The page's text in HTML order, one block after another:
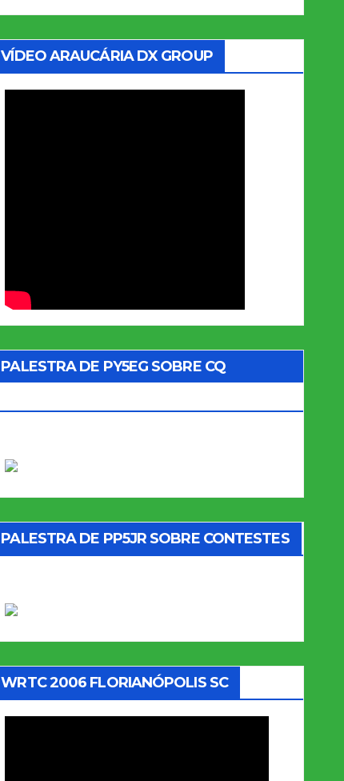
VÍDEO ARAUCÁRIA DX GROUP
PALESTRA DE PY5EG SOBRE CQ
PALESTRA DE PP5JR SOBRE CONTESTES
WRTC 2006 FLORIANÓPOLIS SC